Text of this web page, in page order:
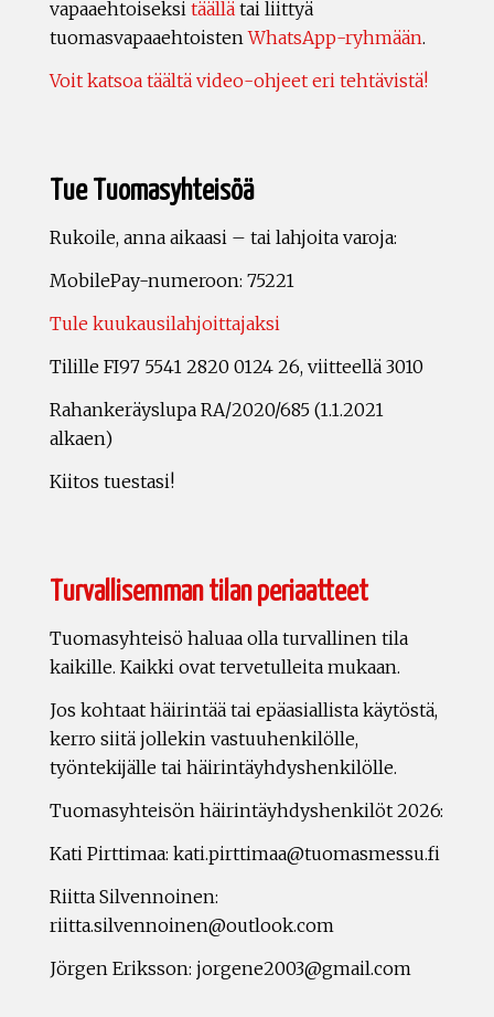
vapaaehtoiseksi täällä tai liittyä
tuomasvapaaehtoistenWhatsApp-ryhmään.
Voit katsoa täältä video-ohjeet eri tehtävistä!
Tue Tuomasyhteisöä
Rukoile, anna aikaasi – tai lahjoita varoja:
MobilePay-numeroon: 75221
Tule kuukausilahjoittajaksi
Tilille FI97 5541 2820 0124 26, viitteellä 3010
Rahankeräyslupa RA/2020/685 (1.1.2021
alkaen)
Kiitos tuestasi!
Turvallisemman tilan periaatteet
Tuomasyhteisö haluaa olla turvallinen tila
kaikille. Kaikki ovat tervetulleita mukaan.
Jos kohtaat häirintää tai epäasiallista käytöstä,
kerro siitä jollekin vastuuhenkilölle,
työntekijälle tai häirintäyhdyshenkilölle.
Tuomasyhteisön häirintäyhdyshenkilöt 2026:
Kati Pirttimaa: kati.pirttimaa@tuomasmessu.fi
Riitta Silvennoinen:
riitta.silvennoinen@outlook.com
Jörgen Eriksson: jorgene2003@gmail.com